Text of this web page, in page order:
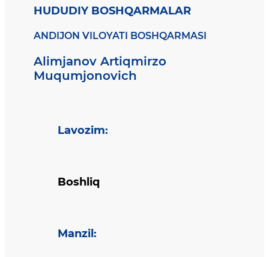
HUDUDIY BOSHQARMALAR
ANDIJON VILOYATI BOSHQARMASI
Alimjanov Artiqmirzo
Muqumjonovich
Lavozim:
Boshliq
Manzil :